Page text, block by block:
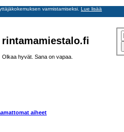
varmistamiseksi. Lue lisää
rintamamiestalo.fi
Olkaa hyvät. Sana on vapaa.
aiheet